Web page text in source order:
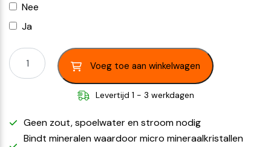
Nee
Ja
Voeg toe aan winkelwagen
Levertijd 1 - 3 werkdagen
Geen zout, spoelwater en stroom nodig
Bindt mineralen waardoor micro mineraalkristallen